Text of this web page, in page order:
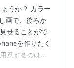
うか？ カラー
画で、後ろか
せることがで
を作りたく
意するのは大